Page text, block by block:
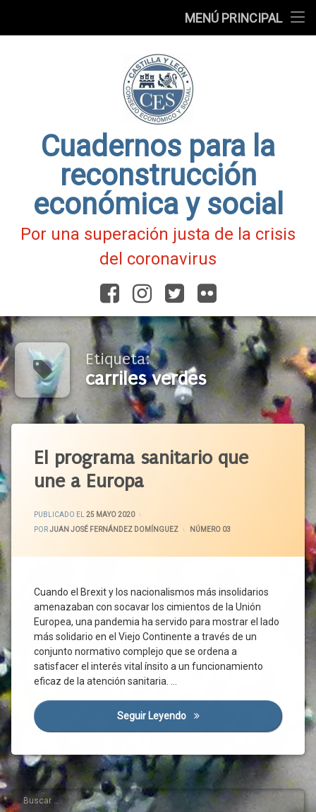
MENÚ PRINCIPAL
Cuadernos para la
reconstrucción
económica y social
Por una superación justa de la crisis
del coronavirus
FacebookInstagram
TwitterFlickr
Etiqueta:
carriles verdes
El programa sanitario que
une a Europa
PUBLICADO EL 25 MAYO 2020
PORJUAN JOSÉ FERNÁNDEZ DOMÍNGUEZ CATEGORÍAS:
NÚMERO 03
Cuando el Brexit y los nacionalismos más insolidarios
amenazaban con socavar los cimientos de la Unión
Europea, una pandemia ha servido para mostrar el lado
más solidario en el Viejo Continente a través de un
conjunto normativo complejo que se ordena a
satisfacer el interés vital ínsito a un funcionamiento
eficaz de la atención sanitaria. …
Seguir Leyendo El Programa Sanitario Que
Alimentos
Asistencia
Sanitaria
Cadena
De
Circulación
Ciudadanos
Cláusula De
Comité
De
Seguridad
Sanitario
Consejo
Europeo
Contratación
Controles
Cooperación
Barra
Buscar: